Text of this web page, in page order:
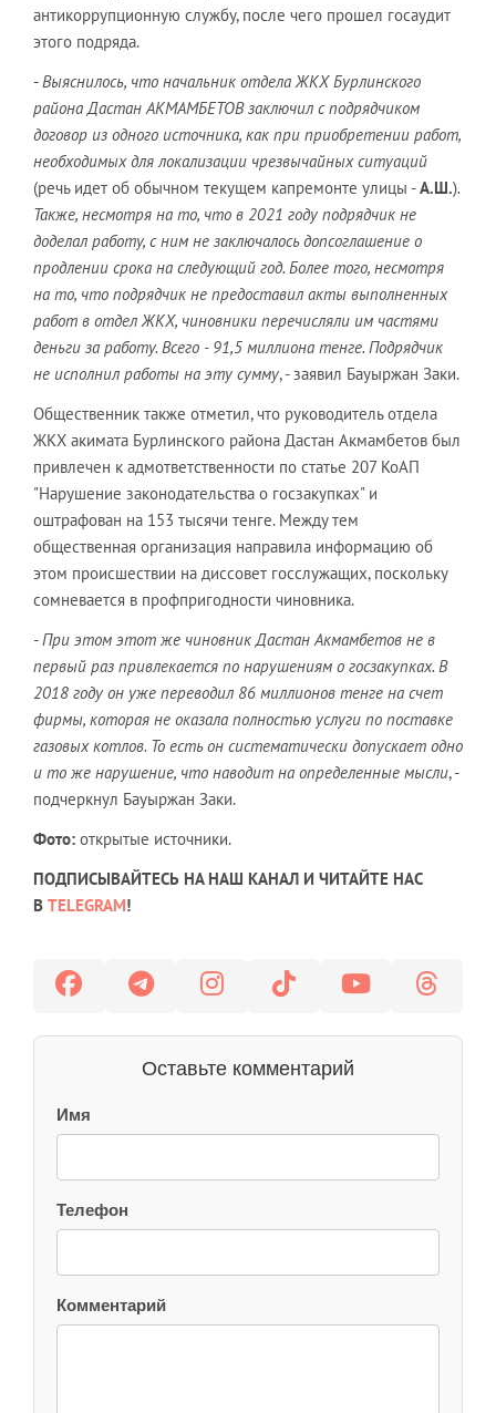
антикоррупционную службу, после чего прошел госаудит
этого подряда.
-Выяснилось, что начальник отдела ЖКХ Бурлинского
района Дастан АКМАМБЕТОВ заключил с подрядчиком
договор из одного источника, как при приобретении работ,
необходимых для локализации чрезвычайных ситуаций
(речь идет об обычном текущем капремонте улицы -А.Ш.).
Также, несмотря на то, что в 2021 году подрядчик не
доделал работу, с ним не заключалось допсоглашение о
продлении срока на следующий год. Более того, несмотря
на то, что подрядчик не предоставил акты выполненных
работ в отдел ЖКХ, чиновники перечисляли им частями
деньги за работу. Всего - 91,5 миллиона тенге. Подрядчик
не исполнил работы на эту сумму, - заявил Бауыржан Заки.
Общественник также отметил, что руководитель отдела
ЖКХ акимата Бурлинского района Дастан Акмамбетов был
привлечен к адмответственности по статье 207 КоАП
"Нарушение законодательства о госзакупках" и
оштрафован на 153 тысячи тенге. Между тем
общественная организация направила информацию об
этом происшествии на диссовет госслужащих, поскольку
сомневается в профпригодности чиновника.
- При этом этот же чиновник Дастан Акмамбетов не в
первый раз привлекается по нарушениям о госзакупках. В
2018 году он уже переводил 86 миллионов тенге на счет
фирмы, которая не оказала полностью услуги по поставке
газовых котлов. То есть он систематически допускает одно
и то же нарушение, что наводит на определенные мысли, -
подчеркнул Бауыржан Заки.
Фото: открытые источники.
ПОДПИСЫВАЙТЕСЬ НА НАШ КАНАЛ И ЧИТАЙТЕ НАС
В TELEGRAM!
Оставьте комментарий
Имя
Телефон
Комментарий